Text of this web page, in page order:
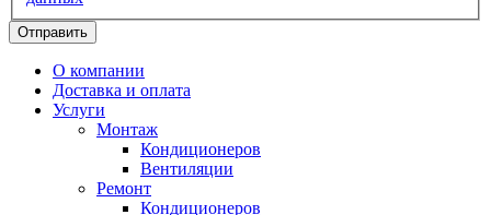
Отправить
О компании
Доставка и оплата
Услуги
Монтаж
Кондиционеров
Вентиляции
Ремонт
Кондиционеров